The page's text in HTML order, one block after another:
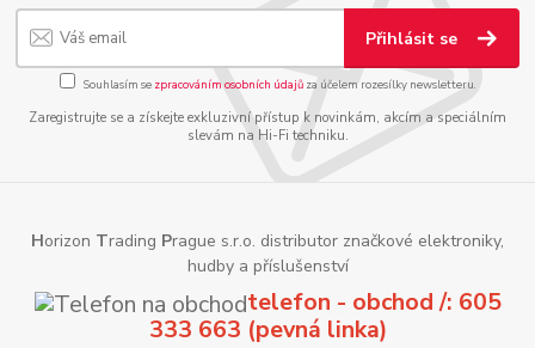
Přihlásit se
Souhlasím se zpracováním osobních údajůza účelem rozesílky newsletteru.
Zaregistrujte se a získejte exkluzivní přístup k novinkám, akcím a speciálním
slevám na Hi-Fi techniku.
Horizon Trading Prague s.r.o. distributor značkové elektroniky,
hudby a příslušenství
telefon - obchod /: 605
333 663 (pevná linka)